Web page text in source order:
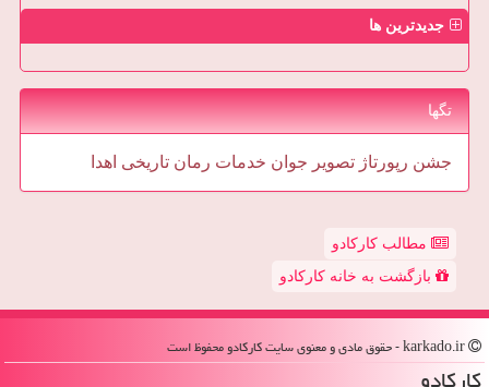
جدیدترین ها
تگها
جشن رپورتاژ تصویر جوان خدمات رمان تاریخی اهدا
مطالب کارکادو
بازگشت به خانه کارکادو